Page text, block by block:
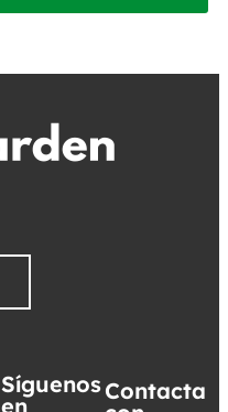
Síguenos
en
Contacta